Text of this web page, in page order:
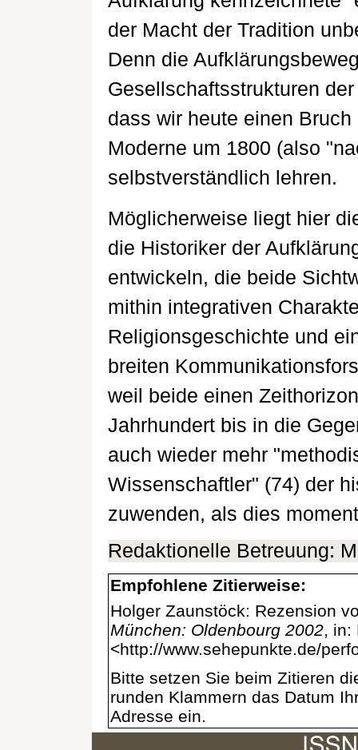
der Macht der Tradition
Denn die
Gesellschaftsstrukturen
dass wir heute einen
Moderne um 1800 (also
selbstverständlich lehren.
Möglicherweise liegt hier
die Historiker der
entwickeln, die beide
mithin integrativen
Religionsgeschichte und
breiten
weil beide einen
Jahrhundert bis in die
auch wieder mehr
Wissenschaftler" (74) der
zuwenden, als dies
Redaktionelle Betreuung:
Empfohlene Zitierweise:
Holger Zaunstöck: Rezension
München: Oldenbourg 2002, in:
<http://www.sehepunkte.de/
Bitte setzen Sie beim Zitieren
runden Klammern das Datum
Adresse ein.